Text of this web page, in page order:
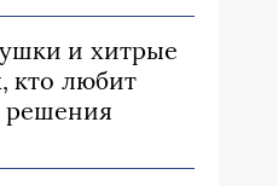
и хитрые
кто любит
решения